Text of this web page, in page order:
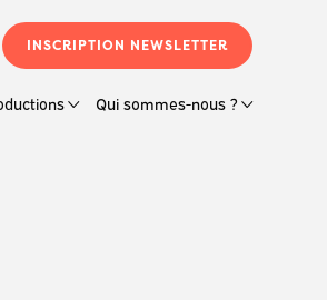
INSCRIPTION NEWSLETTER
Qui sommes-nous ?